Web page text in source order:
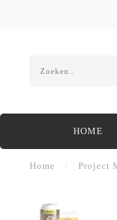
HOME
Home Project